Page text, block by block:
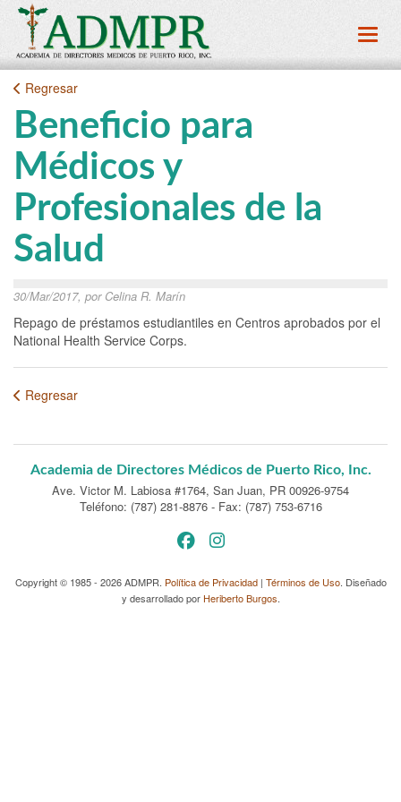
Regresar
Beneficio para
Médicos y
Profesionales de la
Salud
30/Mar/2017, por Celina R. Marín
Repago de préstamos estudiantiles en Centros aprobados por el
National Health Service Corps.
Regresar
Academia de Directores Médicos de Puerto Rico, Inc.
Ave. Victor M. Labiosa #1764, San Juan, PR 00926-9754
Teléfono: (787) 281-8876 - Fax: (787) 753-6716
Copyright © 1985 - 2026 ADMPR. Política de Privacidad| Términos de Uso. Diseñado
y desarrollado por Heriberto Burgos.